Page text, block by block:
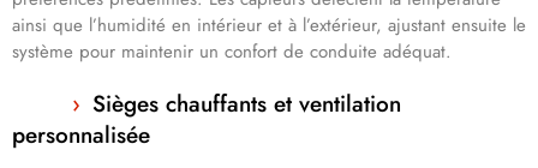
ainsi que l’humidité en intérieur et à l’extérieur, ajustant ensuite le
système pour maintenir un confort de conduite adéquat.
Sièges chauffants et ventilation
personnalisée